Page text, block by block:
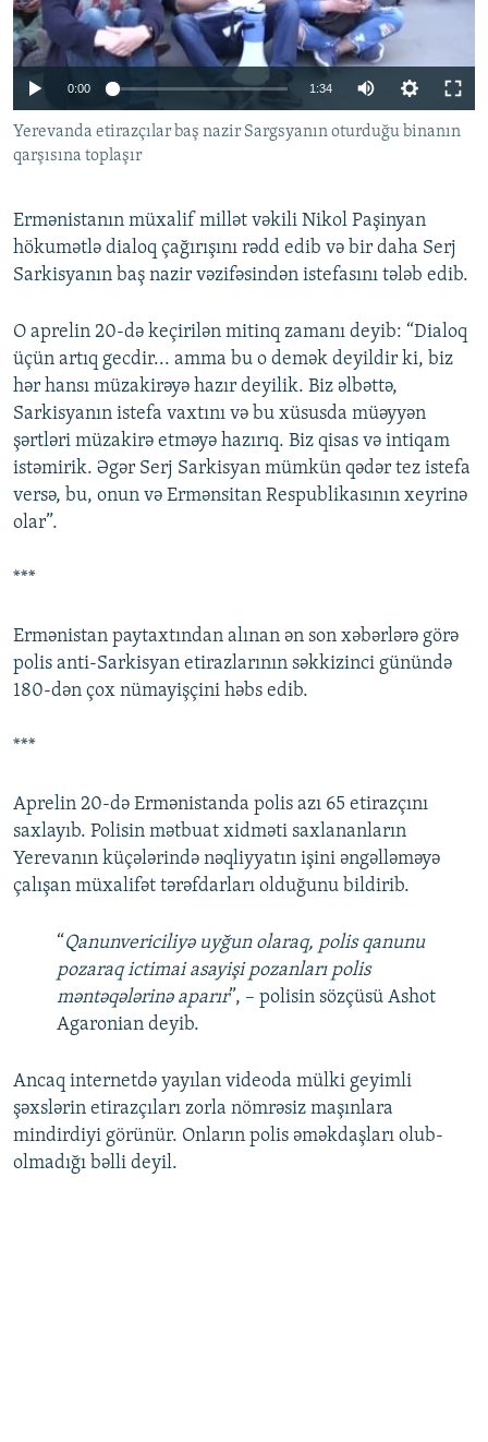
İNFOQRAFIKA
KARIKATURA
AZƏRBAYCAN ƏDƏBIYYATI KITABXANASI
İSLAM VƏ DEMOKRATIYA
İZ - MƏDƏNIYYƏT PROQRAMI
MISSIYAMIZ
PEŞƏ ETIKASI VƏ JURNALISTIKA STANDARTLARIMIZ
MATERIALLARIMIZDAN ISTIFADƏ
AZADLIQRADIOSU MOBIL TELEFONUNUZDA
XƏBƏR BÜLLETENLƏRIMIZ
BIZI IZLƏ
RFE/RL-in bütün saytları
0:00 1:34
Yerevanda etirazçılar baş nazir Sargsyanın oturduğu binanın
qarşısına toplaşır
Ermənistanın müxalif millət vəkili Nikol Paşinyan
hökumətlə dialoq çağırışını rədd edib və bir daha Serj
Sarkisyanın baş nazir vəzifəsindən istefasını tələb edib.
O aprelin 20-də keçirilən mitinq zamanı deyib: “Dialoq
üçün artıq gecdir... amma bu o demək deyildir ki, biz
hər hansı müzakirəyə hazır deyilik. Biz əlbəttə,
Sarkisyanın istefa vaxtını və bu xüsusda müəyyən
şərtləri müzakirə etməyə hazırıq. Biz qisas və intiqam
istəmirik. Əgər Serj Sarkisyan mümkün qədər tez istefa
versə, bu, onun və Ermənsitan Respublikasının xeyrinə
olar”.
***
Ermənistan paytaxtından alınan ən son xəbərlərə görə
polis anti-Sarkisyan etirazlarının səkkizinci günündə
180-dən çox nümayişçini həbs edib.
***
Aprelin 20-də Ermənistanda polis azı 65 etirazçını
saxlayıb. Polisin mətbuat xidməti saxlananların
Yerevanın küçələrində nəqliyyatın işini əngəlləməyə
çalışan müxalifət tərəfdarları olduğunu bildirib.
“Qanunvericiliyə uyğun olaraq, polis qanunu
pozaraq ictimai asayişi pozanları polis
məntəqələrinə aparır”, – polisin sözçüsü Ashot
Agaronian deyib.
Ancaq internetdə yayılan videoda mülki geyimli
şəxslərin etirazçıları zorla nömrəsiz maşınlara
mindirdiyi görünür. Onların polis əməkdaşları olub-
olmadığı bəlli deyil.